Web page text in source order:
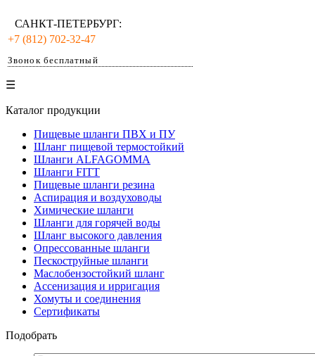
САНКТ-ПЕТЕРБУРГ:
+7 (812) 702-32-47
Звонок бесплатный
☰
Каталог продукции
Пищевые шланги ПВХ и ПУ
Шланг пищевой термостойкий
Шланги ALFAGOMMA
Шланги FITT
Пищевые шланги резина
Аспирация и воздуховоды
Химические шланги
Шланги для горячей воды
Шланг высокого давления
Опрессованные шланги
Пескоструйные шланги
Маслобензостойкий шланг
Ассенизация и ирригация
Хомуты и соединения
Сертификаты
Подобрать